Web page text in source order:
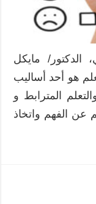
الدكتور/ مايكل
هو أحد أساليب
المترابط و
عن الفهم واتخاذ